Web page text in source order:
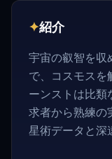
✦紹介
宇宙の叡智を収
で、コスモスを
ーンストは比類
求者から熟練の
星術データと深